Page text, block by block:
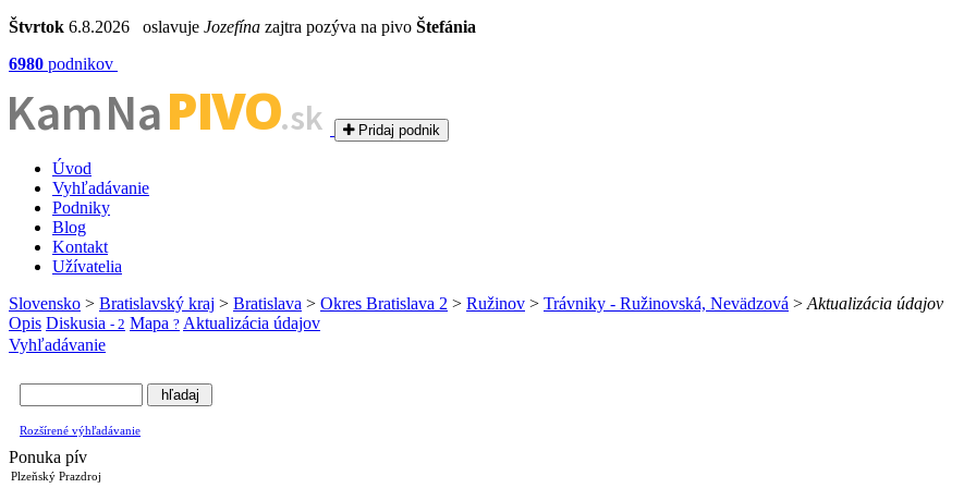
Štvrtok 6.8.2026 oslavuje Jozefína zajtra pozýva na pivo Štefánia
6980 podnikov
Kam NaPIVO.sk Pridaj podnik
Úvod
Vyhľadávanie
Podniky
Blog
Kontakt
Užívatelia
Slovensko > Bratislavský kraj > Bratislava > Okres Bratislava 2 > Ružinov > Trávniky - Ružinovská, Nevädzová > Aktualizácia údajov
Opis Diskusia - 2 Mapa ? Aktualizácia údajov
Vyhľadávanie
Rozšírené výhľadávanie
Ponuka pív
Plzeňský Prazdroj